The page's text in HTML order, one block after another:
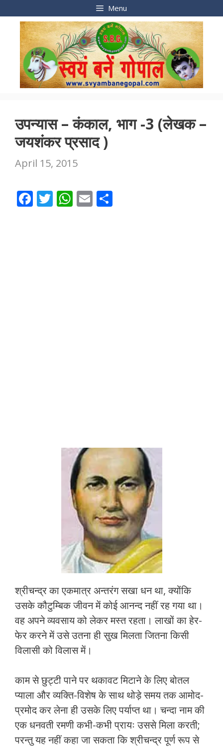
content
Menu
उपन्यास – कंकाल, भाग -3 (लेखक –
जयशंकर प्रसाद )
April 15, 2015
F T W E
श्रीचन्द्र का एकमात्र अन्तरंग सखा धन था, क्योंकि
उसके कौटुम्बिक जीवन में कोई आनन्द नहीं रह गया था।
वह अपने व्यवसाय को लेकर मस्त रहता। लाखों का हेर-
फेर करने में उसे उतना ही सुख मिलता जितना किसी
विलासी को विलास में।
काम से छुट्टी पाने पर थकावट मिटाने के लिए बोतल
प्याला और व्यक्ति-विशेष के साथ थोड़े समय तक आमोद-
प्रमोद कर लेना ही उसके लिए पर्याप्त था। चन्दा नाम की
एक धनवती रमणी कभी-कभी प्रायः उससे मिला करती;
परन्तु यह नहीं कहा जा सकता कि श्रीचन्द्र पूर्ण रूप से